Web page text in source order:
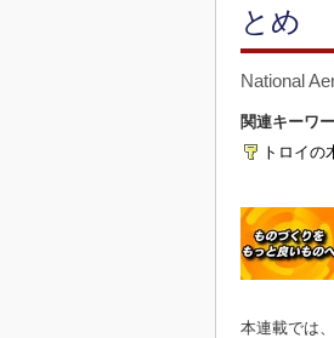
とめ
National
関連キーワ
トロイの
本連載では